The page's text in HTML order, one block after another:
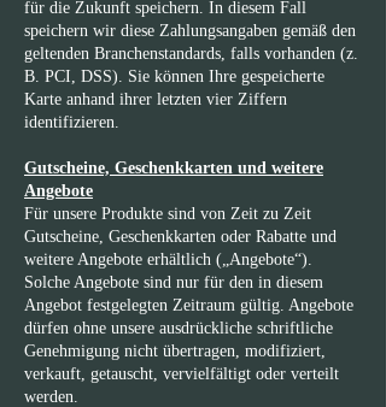
für die Zukunft speichern. In diesem Fall
speichern wir diese Zahlungsangaben gemäß den
geltenden Branchenstandards, falls vorhanden (z.
B. PCI, DSS). Sie können Ihre gespeicherte
Karte anhand ihrer letzten vier Ziffern
identifizieren.
Gutscheine, Geschenkkarten und weitere
Angebote
Für unsere Produkte sind von Zeit zu Zeit
Gutscheine, Geschenkkarten oder Rabatte und
weitere Angebote erhältlich („Angebote“).
Solche Angebote sind nur für den in diesem
Angebot festgelegten Zeitraum gültig. Angebote
dürfen ohne unsere ausdrückliche schriftliche
Genehmigung nicht übertragen, modifiziert,
verkauft, getauscht, vervielfältigt oder verteilt
werden.